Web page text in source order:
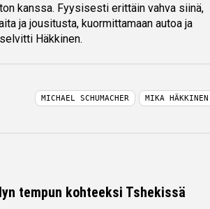
kanssa. Fyysisesti erittäin vahva siinä,
ja jousitusta, kuormittamaan autoa ja
Häkkinen.
MICHAEL SCHUMACHER MIKA HÄKKINEN
tempun kohteeksi Tshekissä